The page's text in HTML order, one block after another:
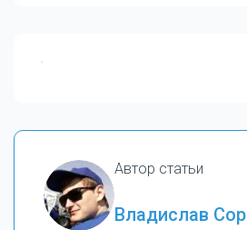
Автор статьи
Владислав